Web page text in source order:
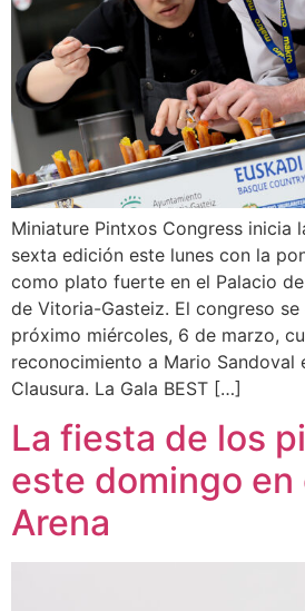
Miniature Pintxos Congress inicia
sexta edición este lunes con la
como plato fuerte en el Palacio
de Vitoria-Gasteiz. El congreso
próximo miércoles, 6 de marzo,
reconocimiento a Mario Sandoval
Clausura. La Gala BEST […]
La fiesta de los
este domingo en
Arena